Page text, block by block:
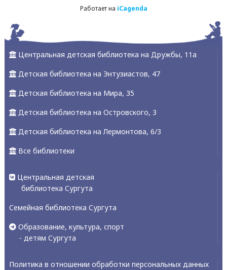
Работает на iCagenda
Центральная детская библиотека на Дружбы, 11а
Детская библиотека на Энтузиастов, 47
Детская библиотека на Мира, 35
Детская библиотека на Островского, 3
Детская библиотека на Лермонтова, 6/3
Все библиотеки
Центральная детская
библиотека Сургута
Семейная библиотека Сургута
Образование, культура, спорт
- детям Сургута
Политика в отношении обработки персональных данных